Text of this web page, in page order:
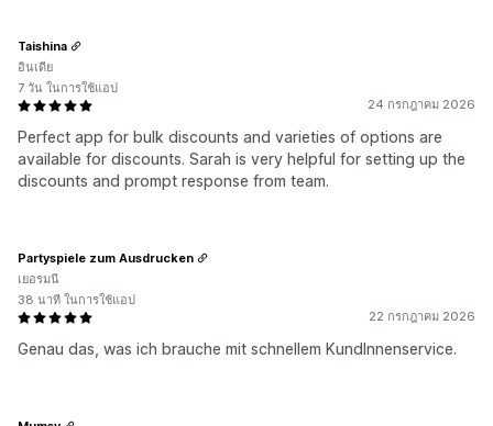
24 กรกฎาคม 2026
Perfect app for bulk discounts and varieties of options are
available for discounts. Sarah is very helpful for setting up the
discounts and prompt response from team.
Taishina
อินเดีย
7 วัน ในการใช้แอป
22 กรกฎาคม 2026
Genau das, was ich brauche mit schnellem KundInnenservice.
Partyspiele zum Ausdrucken
เยอรมนี
38 นาที ในการใช้แอป